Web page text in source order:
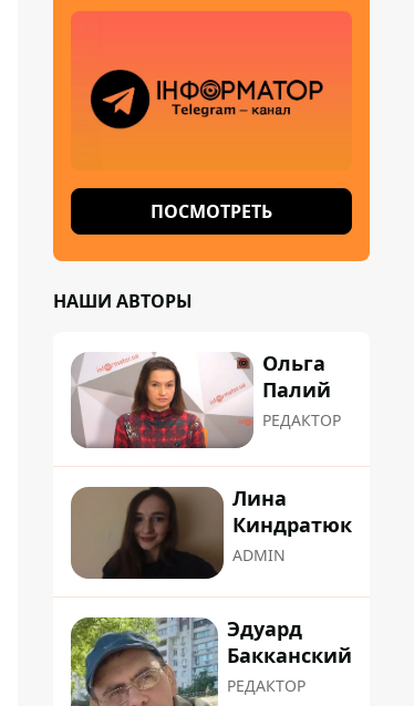
ПОСМОТРЕТЬ
НАШИ АВТОРЫ
Ольга
Палий
РЕДАКТОР
Лина
Киндратюк
ADMIN
Эдуард
Бакканский
РЕДАКТОР